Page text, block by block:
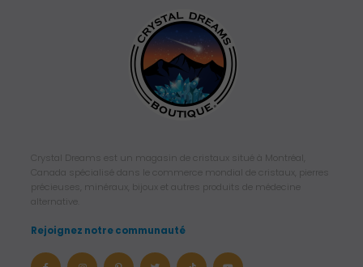
Crystal Dreams est un magasin de cristaux situé à Montréal,
Canada spécialisé dans le commerce mondial de cristaux, pierres
précieuses, minéraux, bijoux et autres produits de médecine
alternative.
Rejoignez notre communauté